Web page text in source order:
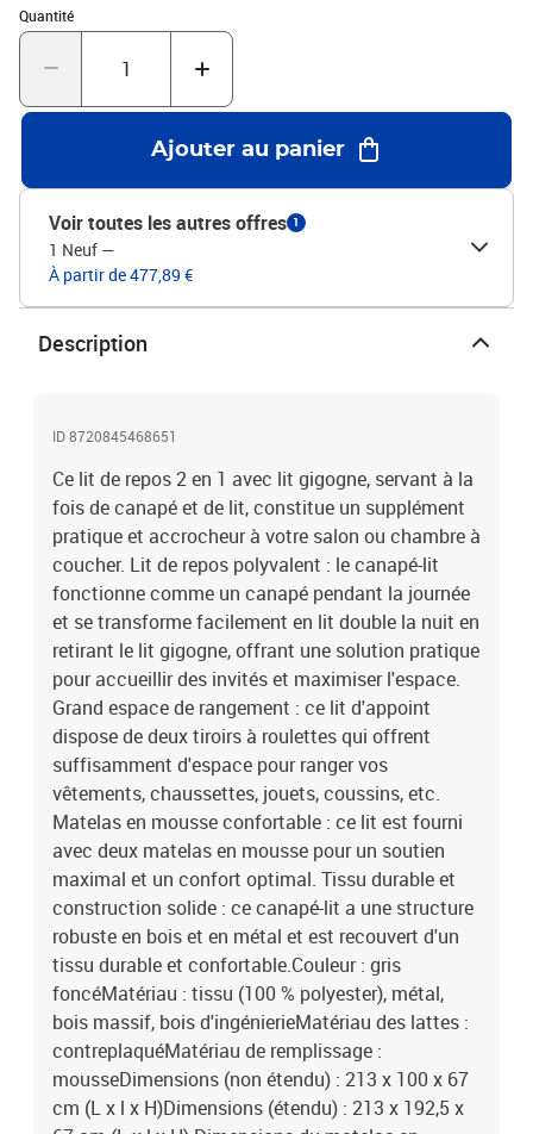
mousse pour un soutien maximal et un confort optimal. Tissu
durable et construction solide : ce canapé-lit a une structure
robuste en bois et en métal et est recouvert d'un tissu durable et
métal, bois massif, bois d'ingénierieMatériau des lattes :
contreplaquéMatériau de remplissage : mousseDimensions (non
étendu) : 213 x 100 x 67 cm (L x l x H)Dimensions (étendu) : 213 x
192,5 x 67 cm (L x l x H) Dimensions du matelas en mousse
(chacun) : 90 x 190 x 10 cm (l x L x H)Dimensions des tiroirs de lit
(chacun) : 67 x 50 x 16 cm (L x l x H)Hauteur du siège à partir du
sol : 26,5 cmHauteur des pieds : 15 cmL'assemblage est requisLa
livraison contient :1 x lit de jour avec lit gigogne 2 x matelas en
mousse2 x tiroir de lit
Quantité
Quantité : 1
Ajouter au panier
Voir toutes les autres offres 1
1 Neuf —
À partir de 477,89 €
Description
ID 8720845468651
Ce lit de repos 2 en 1 avec lit gigogne, servant à la
fois de canapé et de lit, constitue un supplément
pratique et accrocheur à votre salon ou chambre à
coucher. Lit de repos polyvalent : le canapé-lit
fonctionne comme un canapé pendant la journée
et se transforme facilement en lit double la nuit en
retirant le lit gigogne, offrant une solution pratique
pour accueillir des invités et maximiser l'espace.
Grand espace de rangement : ce lit d'appoint
dispose de deux tiroirs à roulettes qui offrent
suffisamment d'espace pour ranger vos
vêtements, chaussettes, jouets, coussins, etc.
Matelas en mousse confortable : ce lit est fourni
avec deux matelas en mousse pour un soutien
maximal et un confort optimal. Tissu durable et
construction solide : ce canapé-lit a une structure
robuste en bois et en métal et est recouvert d'un
tissu durable et confortable.Couleur : gris
foncéMatériau : tissu (100 % polyester), métal,
bois massif, bois d'ingénierieMatériau des lattes :
contreplaquéMatériau de remplissage :
mousseDimensions (non étendu) : 213 x 100 x 67
cm (L x l x H)Dimensions (étendu) : 213 x 192,5 x